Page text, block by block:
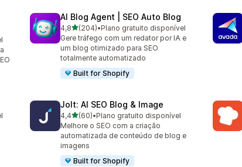
AI Blog Agent | SEO Auto Blog
4,8de 5 estrelas
(204)
204 avaliações ao todo
•Plano gratuito disponível
Gere tráfego com um redator por IA e
um blog otimizado para SEO
totalmente automatizado
Built for Shopify
Jolt: AI SEO Blog & Image
4,4de 5 estrelas
(60)
60 avaliações ao todo
•Plano gratuito disponível
Melhore o SEO com a criação
automatizada de conteúdo de blog e
imagens
Built for Shopify